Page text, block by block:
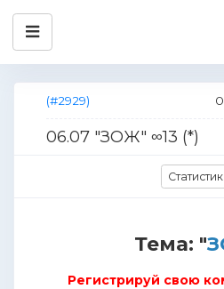
(#2929)
06.07 "ЗОЖ" ∞13 (*)
Тема: "
Регистрируй свою